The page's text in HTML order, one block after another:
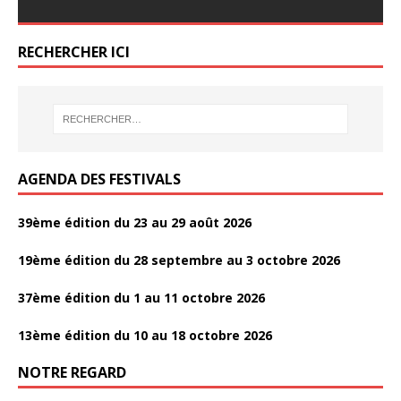
e
b
o
itt
er
ta
e
b
o
itt
er
ta
o
o
k
er
o
o
er
o
o
k
er
RECHERCHER ICI
AGENDA DES FESTIVALS
39ème édition du 23 au 29 août 2026
19ème édition du 28 septembre au 3 octobre 2026
37ème édition du 1 au 11 octobre 2026
13ème édition du 10 au 18 octobre 2026
NOTRE REGARD